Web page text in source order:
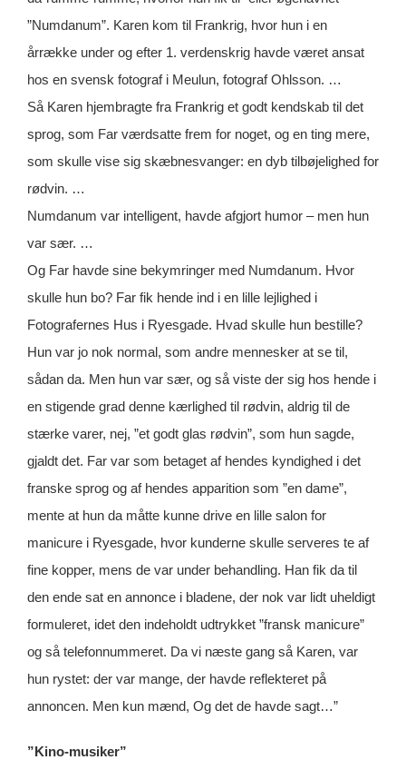
”Numdanum”. Karen kom til Frankrig, hvor hun i en
årrække under og efter 1. verdenskrig havde været ansat
hos en svensk fotograf i Meulun, fotograf Ohlsson. …
Så Karen hjembragte fra Frankrig et godt kendskab til det
sprog, som Far værdsatte frem for noget, og en ting mere,
som skulle vise sig skæbnesvanger: en dyb tilbøjelighed for
rødvin. …
Numdanum var intelligent, havde afgjort humor – men hun
var sær. …
Og Far havde sine bekymringer med Numdanum. Hvor
skulle hun bo? Far fik hende ind i en lille lejlighed i
Fotografernes Hus i Ryesgade. Hvad skulle hun bestille?
Hun var jo nok normal, som andre mennesker at se til,
sådan da. Men hun var sær, og så viste der sig hos hende i
en stigende grad denne kærlighed til rødvin, aldrig til de
stærke varer, nej, ”et godt glas rødvin”, som hun sagde,
gjaldt det. Far var som betaget af hendes kyndighed i det
franske sprog og af hendes apparition som ”en dame”,
mente at hun da måtte kunne drive en lille salon for
manicure i Ryesgade, hvor kunderne skulle serveres te af
fine kopper, mens de var under behandling. Han fik da til
den ende sat en annonce i bladene, der nok var lidt uheldigt
formuleret, idet den indeholdt udtrykket ”fransk manicure”
og så telefonnummeret. Da vi næste gang så Karen, var
hun rystet: der var mange, der havde reflekteret på
annoncen. Men kun mænd, Og det de havde sagt…”
”Kino-musiker”